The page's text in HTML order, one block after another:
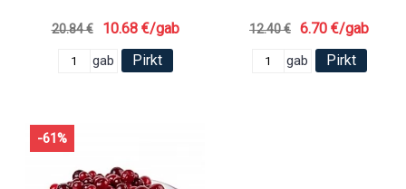
20.84 € 10.68 €/gab
gab Pirkt
12.40 € 6.70 €/gab
gab Pirkt
-61%